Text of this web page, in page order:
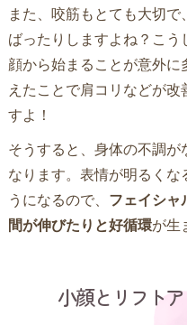
また、咬筋もとても大切
ばったりしますよね？こ
顔から始まることが意外
えたことで肩コリなどが
すよ！
そうすると、身体の不調が
なります。表情が明るく
うになるので、 フェイシャ
間が伸びたりと好循環が生
小顔とリフト